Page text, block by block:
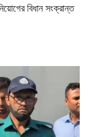
বিধান সংক্রান্ত